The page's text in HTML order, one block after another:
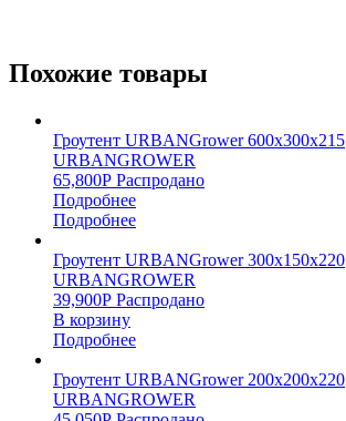
Похожие товары
Гроутент URBANGrower 600х300х215
URBANGROWER
65,800Р Распродано
Подробнее
Подробнее
Гроутент URBANGrower 300х150х220
URBANGROWER
39,900Р Распродано
В корзину
Подробнее
Гроутент URBANGrower 200х200х220
URBANGROWER